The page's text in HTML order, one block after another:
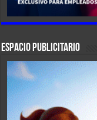
ESPACIO PUBLICITARIO